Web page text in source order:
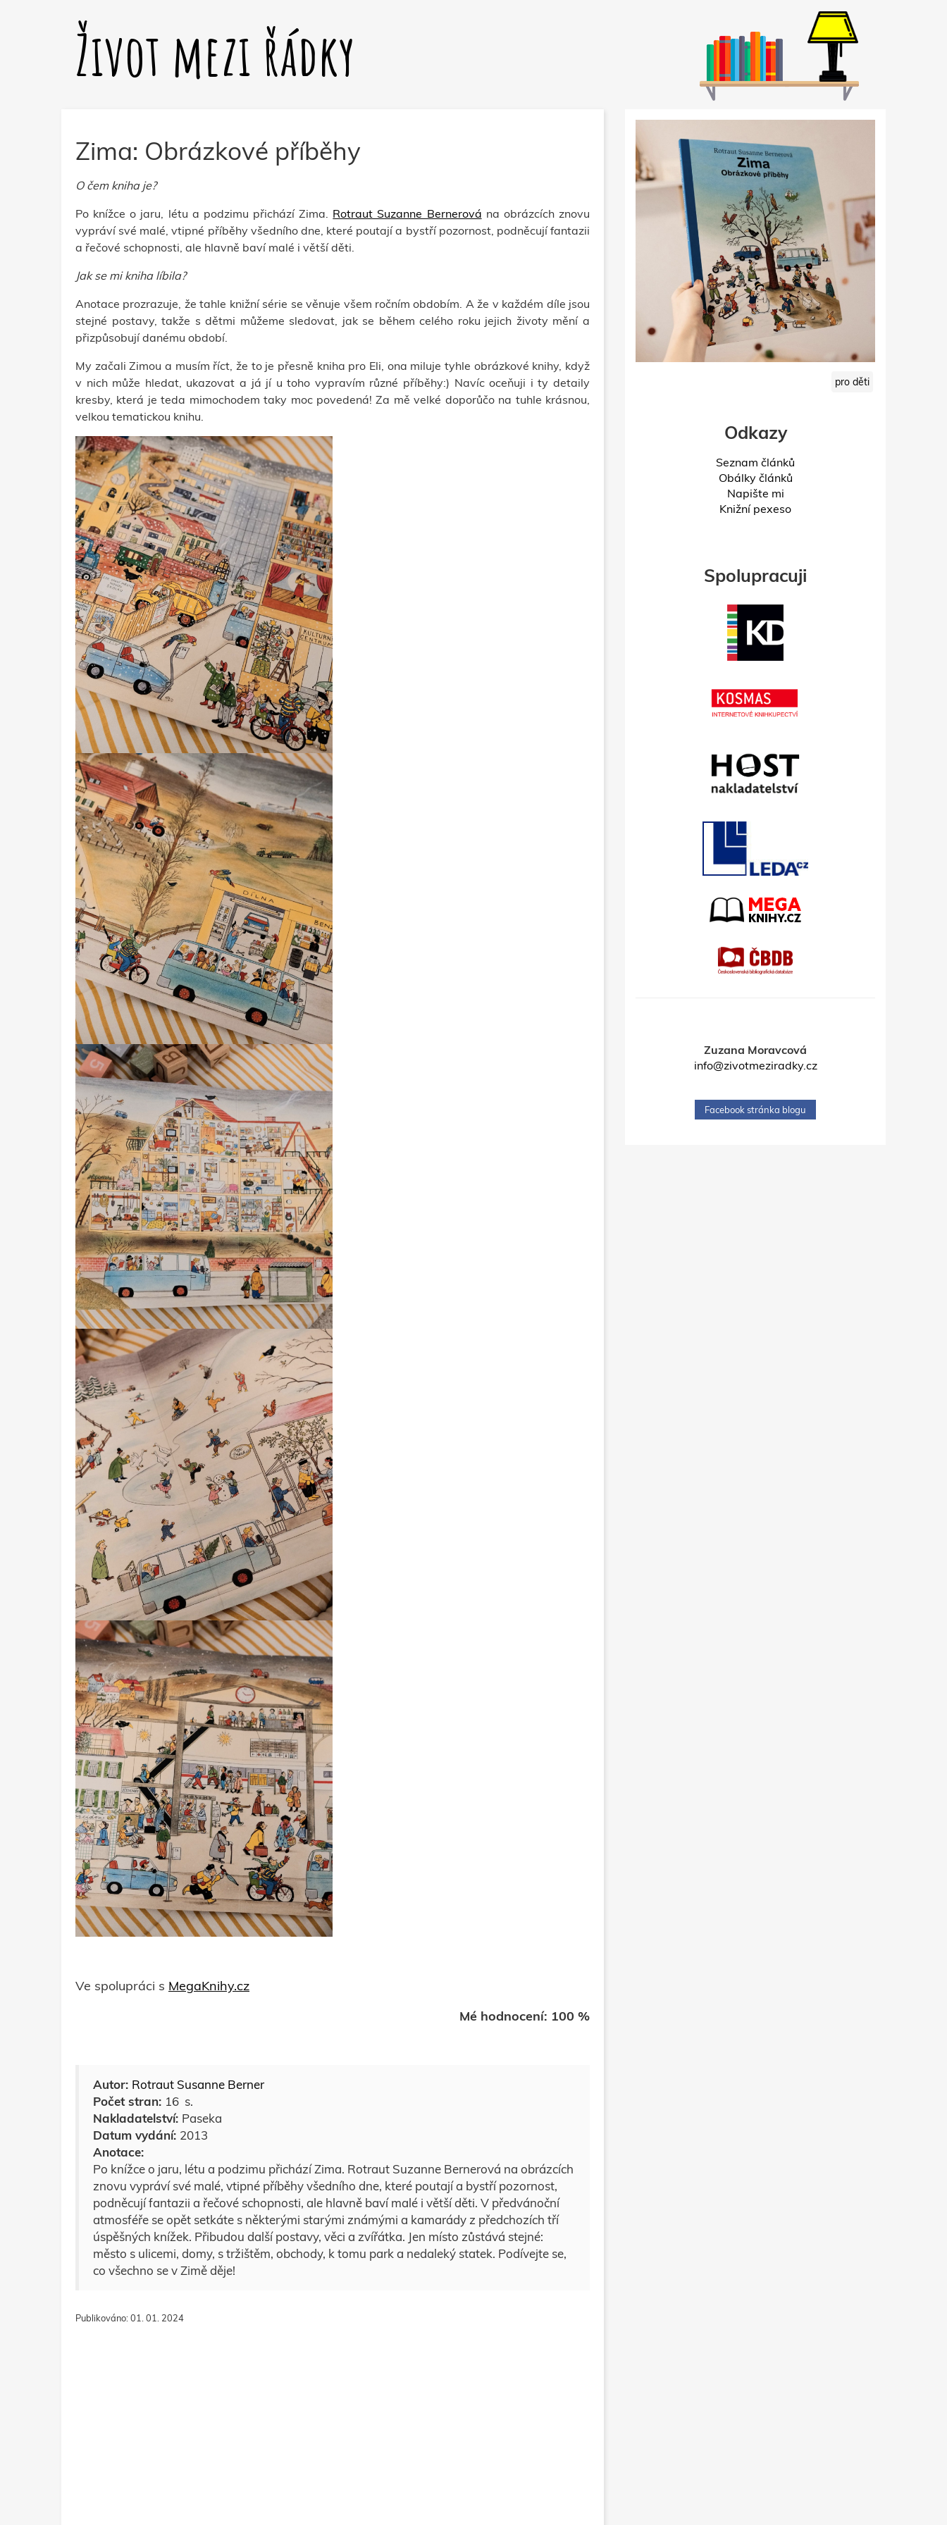
Život mezi řádky
Zima: Obrázkové příběhy
O čem kniha je?
Po knížce o jaru, létu a podzimu přichází Zima. Rotraut Suzanne Bernerová na obrázcích znovu
vypráví své malé, vtipné příběhy všedního dne, které poutají a bystří pozornost, podněcují fantazii
a řečové schopnosti, ale hlavně baví malé i větší děti.
Jak se mi kniha líbila?
Anotace prozrazuje, že tahle knižní série se věnuje všem ročním obdobím. A že v každém díle jsou
stejné postavy, takže s dětmi můžeme sledovat, jak se během celého roku jejich životy mění a
přizpůsobují danému období.
My začali Zimou a musím říct, že to je přesně kniha pro Eli, ona miluje tyhle obrázkové knihy, když
v nich může hledat, ukazovat a já jí u toho vypravím různé příběhy:) Navíc oceňuji i ty detaily
kresby, která je teda mimochodem taky moc povedená! Za mě velké doporůčo na tuhle krásnou,
velkou tematickou knihu.
Ve spolupráci s MegaKnihy.cz
Mé hodnocení: 100 %
Autor: Rotraut Susanne Berner
Počet stran: 16 s.
Nakladatelství: Paseka
Datum vydání: 2013
Anotace:
Po knížce o jaru, létu a podzimu přichází Zima. Rotraut Suzanne Bernerová na obrázcích
znovu vypráví své malé, vtipné příběhy všedního dne, které poutají a bystří pozornost,
podněcují fantazii a řečové schopnosti, ale hlavně baví malé i větší děti. V předvánoční
atmosféře se opět setkáte s některými starými známými a kamarády z předchozích tří
úspěšných knížek. Přibudou další postavy, věci a zvířátka. Jen místo zůstává stejné:
město s ulicemi, domy, s tržištěm, obchody, k tomu park a nedaleký statek. Podívejte se,
co všechno se v Zimě děje!
Publikováno: 01. 01. 2024
pro děti
Odkazy
Seznam článků
Obálky článků
Napište mi
Knižní pexeso
Spolupracuji
Zuzana Moravcová
info@zivotmeziradky.cz
Facebook stránka blogu